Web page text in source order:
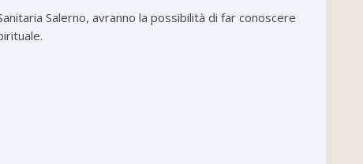
Salerno, avranno la possibilità di far conoscere